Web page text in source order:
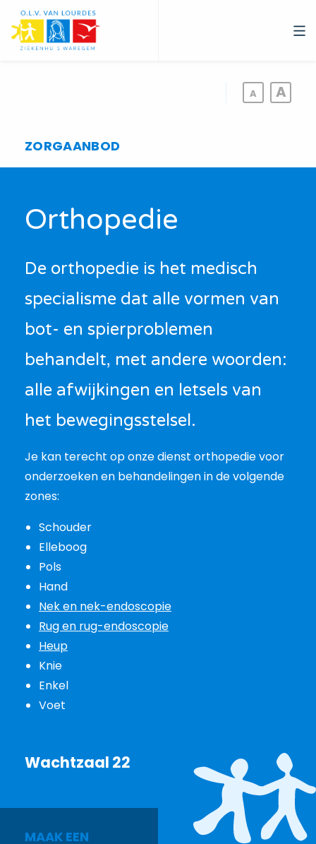
Overslaan
en
naar
ZORGAANBOD
Orthopedie
De orthopedie is het medisch
specialisme dat alle vormen van
bot- en spierproblemen
behandelt, met andere woorden:
alle afwijkingen en letsels van
het bewegingsstelsel.
Je kan terecht op onze dienst orthopedie voor
onderzoeken en behandelingen in de volgende
zones:
Schouder
Elleboog
Pols
Hand
Nek en nek-endoscopie
Rug en rug-endoscopie
Heup
Knie
Enkel
Voet
Wachtzaal 22
MAAK EEN